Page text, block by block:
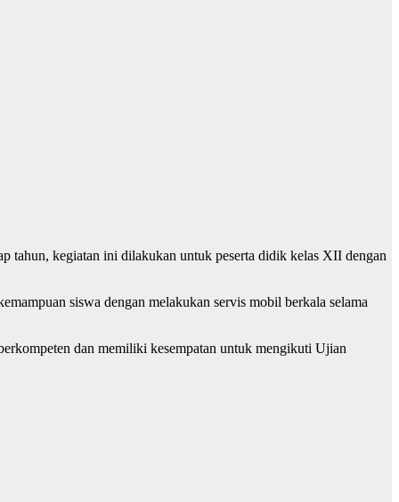
kegiatan ini dilakukan untuk peserta didik kelas XII dengan
siswa dengan melakukan servis mobil berkala selama
dan memiliki kesempatan untuk mengikuti Ujian